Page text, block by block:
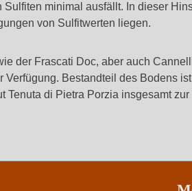
Sulfiten minimal ausfällt. In dieser
von Sulfitwerten liegen.
der Frascati Doc, aber auch
Verfügung. Bestandteil des Bodens
Tenuta di Pietra Porzia insgesamt zur